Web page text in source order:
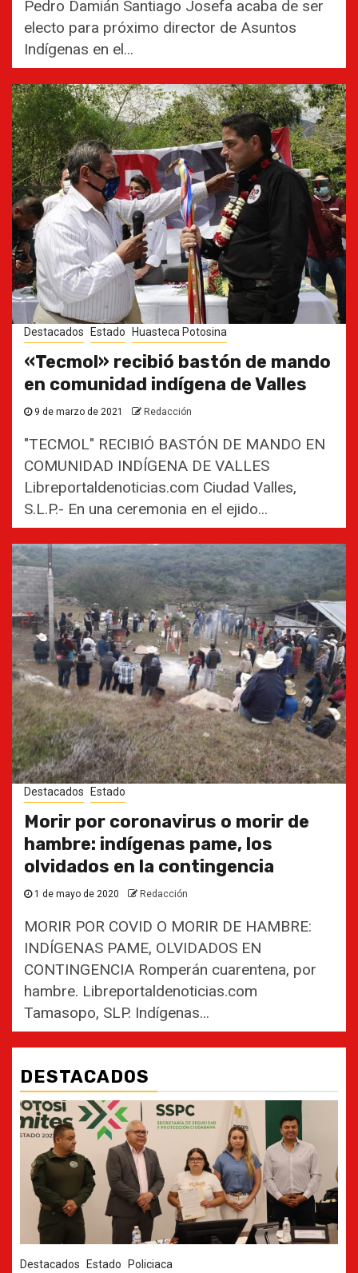
Pedro Damián Santiago Josefa acaba de ser
electo para próximo director de Asuntos
Indígenas en el...
Destacados Estado Huasteca Potosina
«Tecmol» recibió bastón de mando
en comunidad indígena de Valles
9 de marzo de 2021 Redacción
"TECMOL" RECIBIÓ BASTÓN DE MANDO EN
COMUNIDAD INDÍGENA DE VALLES
Libreportaldenoticias.com Ciudad Valles,
S.L.P.- En una ceremonia en el ejido...
Destacados Estado
Morir por coronavirus o morir de
hambre: indígenas pame, los
olvidados en la contingencia
1 de mayo de 2020 Redacción
MORIR POR COVID O MORIR DE HAMBRE:
INDÍGENAS PAME, OLVIDADOS EN
CONTINGENCIA Romperán cuarentena, por
hambre. Libreportaldenoticias.com
Tamasopo, SLP. Indígenas...
DESTACADOS
Destacados Estado